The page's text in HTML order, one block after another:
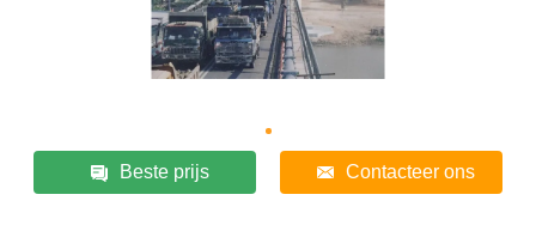
Beste prijs Contacteer ons